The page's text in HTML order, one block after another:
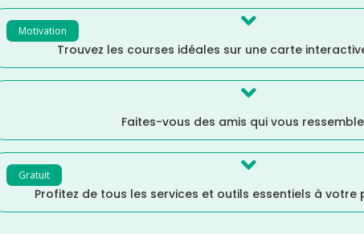
Motivation 
Trouvez les courses idéales sur une carte

Faites-vous des amis qui vous
Gratuit 
Profitez de tous les services et outils essentiels à